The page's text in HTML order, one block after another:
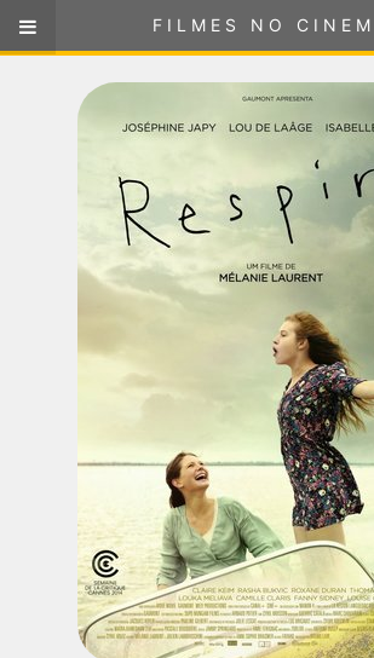
FILMES NO
selecione sua
FILMES NO CINEMA
SELECIONE SUA LOCALIZAÇÃO
PRÓXIMOS LANÇAMENTOS
GÊNEROS
NOTÍCIAS
FilmesNoCinema.com.bré o maior localizador de
sessões de cinema no Brasil. Através dele, você pode
encontrar os filmes no cinema mais próximos a você
qualquer cidade em território brasileiro. Você pode
acessar informações sobre cinemas, horários,
trailers e muito mais.